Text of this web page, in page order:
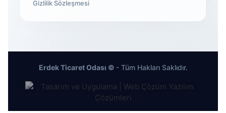
Gizlilik Sözleşmesi
Erdek Ticaret Odası © - Tüm Hakları Saklıdır.